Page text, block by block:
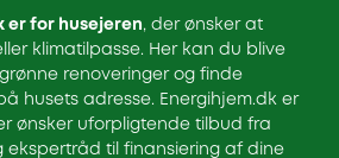
er for husejeren, der ønsker at
klimatilpasse. Her kan du blive
renoveringer og finde
husets adresse. Energihjem.dk er
ønsker uforpligtende tilbud fra
til finansiering af dine